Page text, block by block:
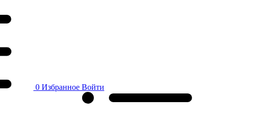
0 Избранное Войти